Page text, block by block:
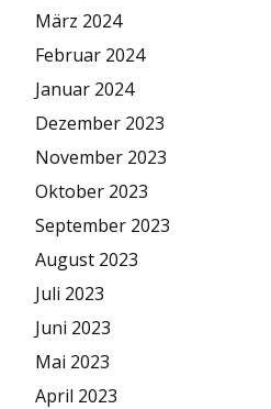
März 2024
Februar 2024
Januar 2024
Dezember 2023
November 2023
Oktober 2023
September 2023
August 2023
Juli 2023
Juni 2023
Mai 2023
April 2023